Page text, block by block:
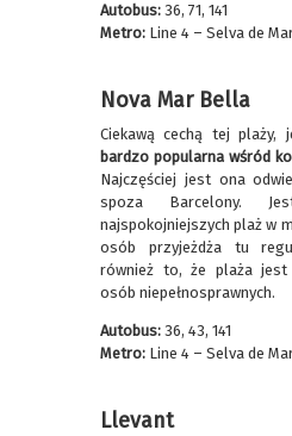
Autobus: 36, 71, 141
Metro: Line 4 – Selva de
Nova Mar Bella
Ciekawą cechą tej
bardzo popularna wśród
Najczęściej jest ona
spoza Barcelony.
najspokojniejszych plaż w
osób przyjeżdża tu
również to, że plaża jest
osób niepełnosprawnych.
Autobus: 36, 43, 141
Metro: Line 4 – Selva de
Llevant